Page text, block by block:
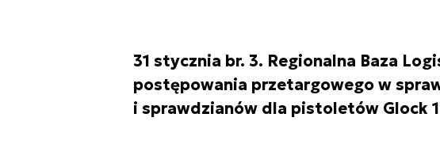
31 stycznia br. 3. Regionalna Baza
postępowania przetargowego w
i sprawdzianów dla pistoletów Glock